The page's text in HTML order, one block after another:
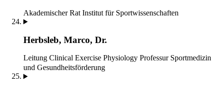
Akademischer Rat Institut für Sportwissenschaften
Herbsleb, Marco, Dr.
Leitung Clinical Exercise Physiology Professur Sportmedizin
und Gesundheitsförderung